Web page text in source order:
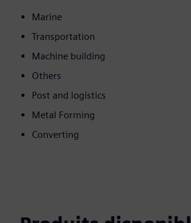
Marine
Transportation
Machine building
Others
Post and logistics
Metal Forming
Converting